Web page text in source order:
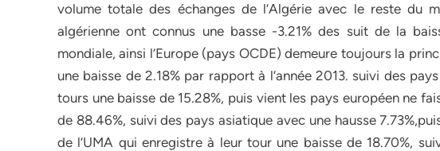
volume totale des échanges de l’Algérie avec le reste du
algérienne ont connus une basse -3.21% des suit de la
mondiale, ainsi l’Europe (pays OCDE) demeure toujours la
une baisse de 2.18% par rapport à l’année 2013. suivi des
tours une baisse de 15.28%, puis vient les pays européen ne
de 88.46%, suivi des pays asiatique avec une hausse
de l’UMA qui enregistre à leur tour une baisse de 18.70%,